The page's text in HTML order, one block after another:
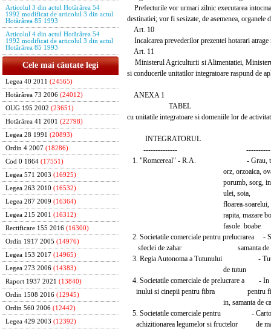
Articolul 3 din actul Hotărârea 54
1992 modificat de articolul 3 din actul
Hotărârea 85 1993
Articolul 4 din actul Hotărârea 54
1992 modificat de articolul 3 din actul
Hotărârea 85 1993
Cele mai căutate legi
Legea 40 2011 (24565)
Hotărârea 73 2006 (24012)
OUG 195 2002 (23651)
Hotărârea 41 2001 (22798)
Legea 28 1991 (20893)
Ordin 4 2007 (18286)
Cod 0 1864 (17551)
Legea 571 2003 (16925)
Legea 263 2010 (16532)
Legea 287 2009 (16364)
Legea 215 2001 (16312)
Rectificare 155 2016 (16300)
Ordin 1917 2005 (14976)
Legea 153 2017 (14965)
Legea 273 2006 (14383)
Raport 1937 2021 (13840)
Ordin 1508 2016 (12945)
Ordin 560 2006 (12442)
Legea 429 2003 (12392)
Prefecturile vor urmari zilnic executarea
destinatiei; vor fi sesizate, de asemenea, organele
Art. 10
Incalcarea prevederilor prezentei hotarari atrage
Art. 11
Ministerul Agriculturii si Alimentatiei,
si conducerile unitatilor integratoare raspund de
ANEXA 1
TABEL
cu unitatile integratoare si domeniile lor de
INTEGRATORUL
-------------- ----------
1. "Romcereal" - R.A. - Grau,
orz, orzoaica, ovaz,
porumb, sorg, in
ulei, soia,
floarea-soarelui,
rapita, mazare
fasole boabe
2. Societatile comerciale pentru prelucrarea -
sfeclei de zahar samanta de
3. Regia Autonoma a Tutunului - Tutun,
de tutun
4. Societatile comerciale de prelucrare a - In
inului si cinepii pentru fibra pentru
in, samanta de
5. Societatile comerciale pentru -
achizitionarea legumelor si fructelor de